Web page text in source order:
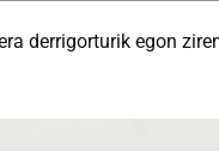
derrigorturik egon